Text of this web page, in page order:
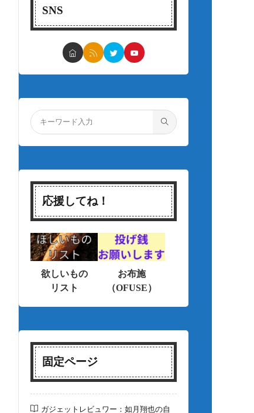
SNS
応援してね！
欲しいもの
リスト
お布施
（OFUSE）
固定ページ
ガジェットレビュワー：如月翔也の自